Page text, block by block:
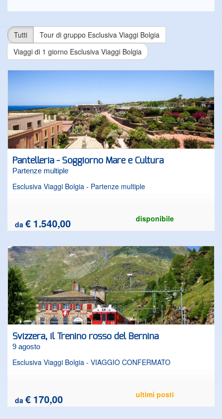
Tutti
Tour di gruppo Esclusiva Viaggi Bolgia
Viaggi di 1 giorno Esclusiva Viaggi Bolgia
Pantelleria - Soggiorno Mare e Cultura
Partenze multiple
Esclusiva Viaggi Bolgia - Partenze multiple
da € 1.540,00 disponibile
Svizzera, il Trenino rosso del Bernina
9 agosto
Esclusiva Viaggi Bolgia - VIAGGIO CONFERMATO
da € 170,00 ultimi posti